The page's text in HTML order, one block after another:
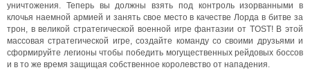
уничтожения. Теперь вы должны взять под контроль изорванными в
клочья наемной армией и занять свое место в качестве Лорда в битве за
трон, в великой стратегической военной игре фантазии от TOST! В этой
массовая стратегической игре, создайте команду со своими друзьями и
сформируйте легионы чтобы победить могущественных рейдовых боссов
и в то же время защищая собственное королевство от нападения.